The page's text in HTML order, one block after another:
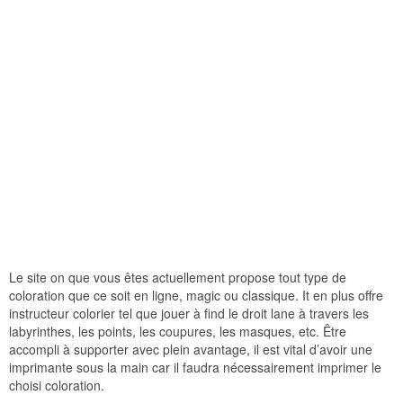
Le site on que vous êtes actuellement propose tout type de
coloration que ce soit en ligne, magic ou classique. It en plus offre
instructeur colorier tel que jouer à find le droit lane à travers les
labyrinthes, les points, les coupures, les masques, etc. Être
accompli à supporter avec plein avantage, il est vital d’avoir une
imprimante sous la main car il faudra nécessairement imprimer le
choisi coloration.